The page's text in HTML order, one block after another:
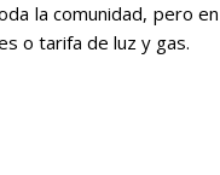
la comunidad, pero en
o tarifa de luz y gas.